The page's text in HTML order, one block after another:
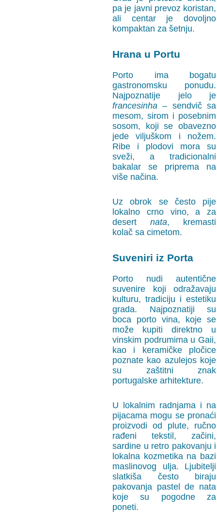
pa je javni prevoz koristan,
ali centar je dovoljno
kompaktan za šetnju.
Hrana u Portu
Porto ima bogatu
gastronomsku ponudu.
Najpoznatije jelo je
francesinha – sendvič sa
mesom, sirom i posebnim
sosom, koji se obavezno
jede viljuškom i nožem.
Ribe i plodovi mora su
sveži, a tradicionalni
bakalar se priprema na
više načina.
Uz obrok se često pije
lokalno crno vino, a za
desert nata, kremasti
kolač sa cimetom.
Suveniri iz Porta
Porto nudi autentične
suvenire koji odražavaju
kulturu, tradiciju i estetiku
grada. Najpoznatiji su
boca porto vina, koje se
može kupiti direktno u
vinskim podrumima u Gaii,
kao i keramičke pločice
poznate kao azulejos koje
su zaštitni znak
portugalske arhitekture.
U lokalnim radnjama i na
pijacama mogu se pronaći
proizvodi od plute, ručno
rađeni tekstil, začini,
sardine u retro pakovanju i
lokalna kozmetika na bazi
maslinovog ulja. Ljubitelji
slatkiša često biraju
pakovanja pastel de nata
koje su pogodne za
poneti.